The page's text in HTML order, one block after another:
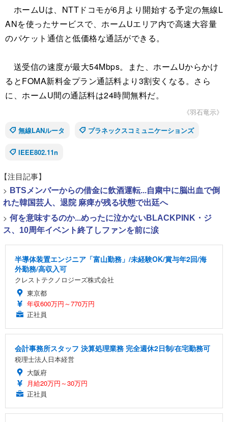
ホームUは、NTTドコモが6月より開始する予定の無線L
ANを使ったサービスで、ホームUエリア内で高速大容量
のパケット通信と低価格な通話ができる。
送受信の速度が最大54Mbps。また、ホームUからかけ
るとFOMA新料金プラン通話料より3割安くなる。さら
に、ホームU間の通話料は24時間無料だ。
《羽石竜示》
無線LANルータ
プラネックスコミュニケーションズ
IEEE802.11n
【注目記事】
> BTSメンバーからの借金に飲酒運転...自粛中に脳出血で倒
れた韓国芸人、退院 麻痺が残る状態で出廷へ
> 何を意味するのか...めったに泣かないBLACKPINK・ジ
ス、10周年イベント終了しファンを前に涙
半導体装置エンジニア「富山勤務」/未経験OK/賞与年2回/海
外勤務/高収入可
クレストテクノロジーズ株式会社
東京都
年収600万円～770万円
正社員
会計事務所スタッフ 決算処理業務 完全週休2日制/在宅勤務可
税理士法人日本経営
大阪府
月給20万円～30万円
正社員